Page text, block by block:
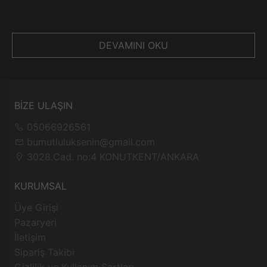
Kullanmadan önce oyuncağı % 75% tıbbi alkol ile
uygun miktarda yağlayıcı ekleyin. Prezervatif ile
Kullanımdan sonra, "oyuncak" büyük miktarda salgıya
DEVAMINI OKU
BİZE ULAŞIN
05066926561
bumutluluksenin@gmail.com
3028.Cad. no:4 KONUTKENT/ANKARA
KURUMSAL
Üye Girişi
Pazaryeri
İletişim
Sipariş Takibi